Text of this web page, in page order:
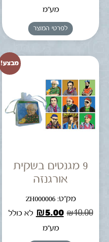
מע"מ
לפרטי המוצר
מבצע!
9 מגנטים בשקית
אורגנזה
מק"ט: ZH000006
₪10.00
₪5.00
לא כולל
מע"מ